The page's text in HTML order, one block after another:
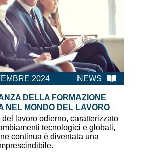
2024 NEWS
DELLA FORMAZIONE
NEL MONDO DEL LAVORO
del lavoro odierno, caratterizzato
tecnologici e globali,
continua è diventata una